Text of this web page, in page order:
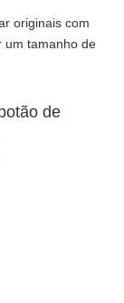
originais com
um tamanho de
de